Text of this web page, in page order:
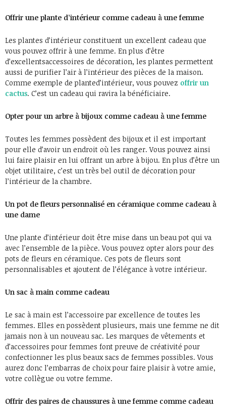
Offrir une plante d’intérieur comme cadeau à une femme
Les plantes d’intérieur constituent un excellent cadeau que
vous pouvez offrir à une femme. En plus d’être
d’excellentsaccessoires de décoration, les plantes permettent
aussi de purifier l’air à l’intérieur des pièces de la maison.
Comme exemple de planted’intérieur, vous pouvez offrir un
cactus. C’est un cadeau qui ravira la bénéficiaire.
Opter pour un arbre à bijoux comme cadeau à une femme
Toutes les femmes possèdent des bijoux et il est important
pour elle d’avoir un endroit où les ranger. Vous pouvez ainsi
lui faire plaisir en lui offrant un arbre à bijou. En plus d’être un
objet utilitaire, c’est un très bel outil de décoration pour
l’intérieur de la chambre.
Un pot de fleurs personnalisé en céramique comme cadeau à
une dame
Une plante d’intérieur doit être mise dans un beau pot qui va
avec l’ensemble de la pièce. Vous pouvez opter alors pour des
pots de fleurs en céramique. Ces pots de fleurs sont
personnalisables et ajoutent de l’élégance à votre intérieur.
Un sac à main comme cadeau
Le sac à main est l’accessoire par excellence de toutes les
femmes. Elles en possèdent plusieurs, mais une femme ne dit
jamais non à un nouveau sac. Les marques de vêtements et
d’accessoires pour femmes font preuve de créativité pour
confectionner les plus beaux sacs de femmes possibles. Vous
aurez donc l’embarras de choix pour faire plaisir à votre amie,
votre collègue ou votre femme.
Offrir des paires de chaussures à une femme comme cadeau